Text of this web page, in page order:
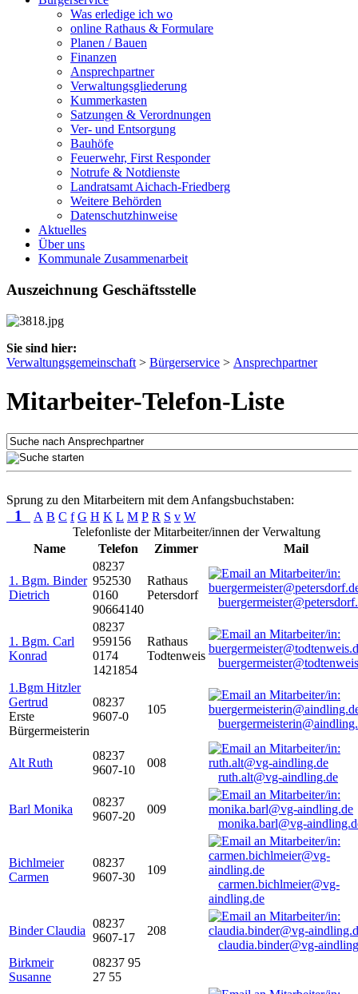
Was erledige ich wo
online Rathaus & Formulare
Planen / Bauen
Finanzen
Ansprechpartner
Verwaltungsgliederung
Kummerkasten
Satzungen & Verordnungen
Ver- und Entsorgung
Bauhöfe
Feuerwehr, First Responder
Notrufe & Notdienste
Landratsamt Aichach-Friedberg
Weitere Behörden
Datenschutzhinweise
Aktuelles
Über uns
Kommunale Zusammenarbeit
Auszeichnung Geschäftsstelle
Sie sind hier:
Verwaltungsgemeinschaft > Bürgerservice > Ansprechpartner
Mitarbeiter-Telefon-Liste
Sprung zu den Mitarbeitern mit dem Anfangsbuchstaben:
1 A B C f G H K L M P R S v W
Telefonliste der Mitarbeiter/innen der Verwaltung
Name
Telefon Zimmer Mail
1. Bgm. Binder
Dietrich
08237
952530
0160
90664140
Rathaus
Petersdorf
1. Bgm. Carl
Konrad
08237
959156
0174
1421854
Rathaus
Todtenweis
1.Bgm Hitzler
Gertrud
Erste
Bürgermeisterin
08237
9607-0
105
Alt Ruth
08237
9607-10
008
ruth.alt@vg-aindling.de
Barl Monika
08237
9607-20
009
monika.barl@vg-
Bichlmeier
Carmen
08237
9607-30
109
carmen.bichlmeier@vg-
aindling.de
Binder Claudia
08237
9607-17
208
claudia.binder@vg-
Birkmeir
Susanne
08237 95
27 55